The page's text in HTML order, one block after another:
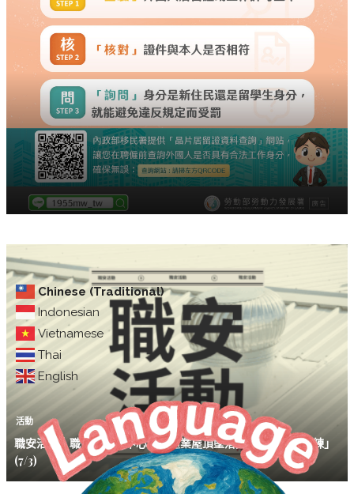
Chinese (Traditional)
Indonesian
Vietnamese
Thai
English
活動
職安活動｜職安署南區中心「製造業屋頂墜落災害預防教育訓練」
(7/3)